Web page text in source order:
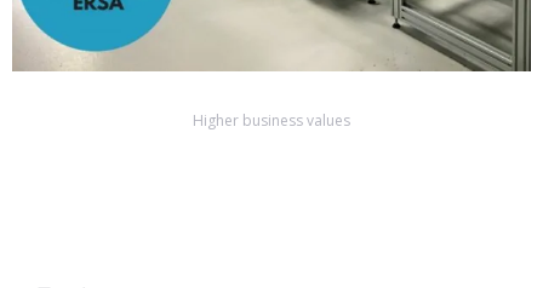
Higher business values